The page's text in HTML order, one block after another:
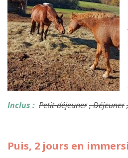
Inclus : Petit-déjeuner, Déjeuner
Puis, 2 jours en